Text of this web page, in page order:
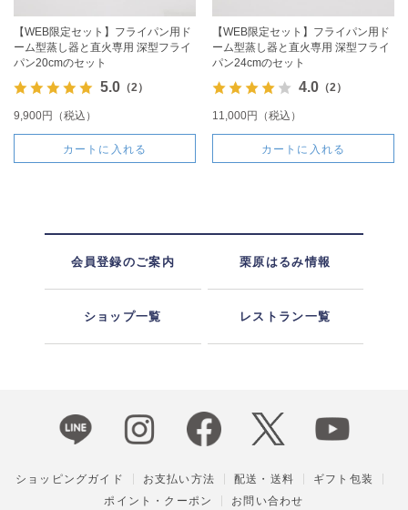
【WEB限定セット】フライパン用ド
ーム型蒸し器と直火専用 深型フライ
パン20cmのセット
5.0（2）
9,900円（税込）
カートに入れる
【WEB限定セット】フライパン用ド
ーム型蒸し器と直火専用 深型フライ
パン24cmのセット
4.0（2）
11,000円（税込）
カートに入れる
会員登録のご案内 栗原はるみ情報
ショップ一覧 レストラン一覧
ショッピングガイド お支払い方法 配送・送料
ギフト包装
ポイント・クーポン
お問い合わせ